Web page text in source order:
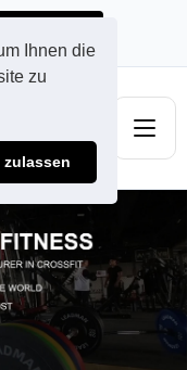
Ihnen die
zu